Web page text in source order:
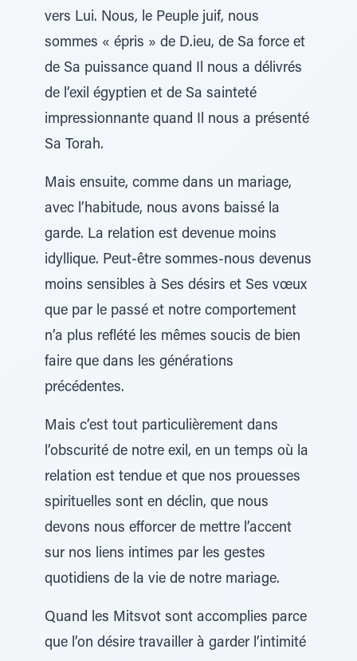
vers Lui. Nous, le Peuple juif, nous
sommes « épris » de D.ieu, de Sa force et
de Sa puissance quand Il nous a délivrés
de l’exil égyptien et de Sa sainteté
impressionnante quand Il nous a présenté
Sa Torah.
Mais ensuite, comme dans un mariage,
avec l’habitude, nous avons baissé la
garde. La relation est devenue moins
idyllique. Peut-être sommes-nous devenus
moins sensibles à Ses désirs et Ses vœux
que par le passé et notre comportement
n’a plus reflété les mêmes soucis de bien
faire que dans les générations
précédentes.
Mais c’est tout particulièrement dans
l’obscurité de notre exil, en un temps où la
relation est tendue et que nos prouesses
spirituelles sont en déclin, que nous
devons nous efforcer de mettre l’accent
sur nos liens intimes par les gestes
quotidiens de la vie de notre mariage.
Quand les Mitsvot sont accomplies parce
que l’on désire travailler à garder l’intimité